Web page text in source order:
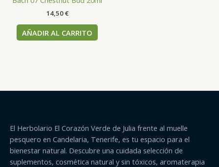
14,50€
AÑADIR AL CARRITO
El Herbolario El Corazón Verde de Julia frente al muelle
pesquero en Candelaria, Tenerife, es tu espacio para el
bienestar natural. Descubre una cuidada selección de
suplementos, cosmética natural y sin tóxicos, aromaterapia